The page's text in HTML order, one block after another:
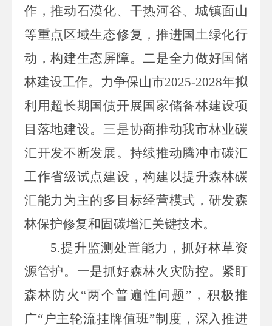
作，推动石漠化、干热河谷、城镇面山
等重点区域生态修复，推进国土绿化行
动，构建生态屏障。二是全力做好国储
林建设工作。力争保山市2025-2028年拟
利用超长期国债开展国家储备林建设项
目落地建设。三是协商推动我市林业碳
汇开发不断发展。持续推动腾冲市碳汇
工作省级试点建设，构建以提升森林碳
汇能力为主的多目标经营模式，研发森
林保护修复和固碳增汇关键技术。
5.提升监测处置能力，抓好林草资
源管护。一是抓好森林火灾防控。紧盯
森林防火“两个普遍性问题”，积极推
广“户主轮流挂牌值班”制度，深入推进